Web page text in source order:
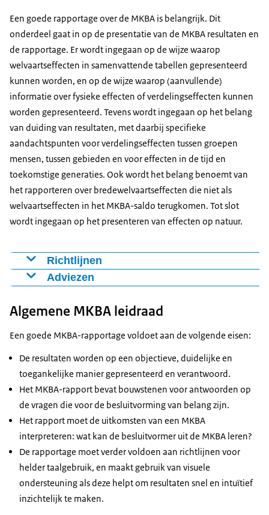
Een goede rapportage over de MKBA is belangrijk. Dit
onderdeel gaat in op de presentatie van de MKBA resultaten en
de rapportage. Er wordt ingegaan op de wijze waarop
welvaartseffecten in samenvattende tabellen gepresenteerd
kunnen worden, en op de wijze waarop (aanvullende)
informatie over fysieke effecten of verdelingseffecten kunnen
worden gepresenteerd. Tevens wordt ingegaan op het belang
van duiding van resultaten, met daarbij specifieke
aandachtspunten voor verdelingseffecten tussen groepen
mensen, tussen gebieden en voor effecten in de tijd en
toekomstige generaties. Ook wordt het belang benoemt van
het rapporteren over bredewelvaartseffecten die niet als
welvaartseffecten in het MKBA-saldo terugkomen. Tot slot
wordt ingegaan op het presenteren van effecten op natuur.
Richtlijnen
Presenteer en duid altijd de niet-gekwantificeerde of
PM-posten.
effecten in volumes of kwaliteitscriteria.
Geef in MKBA-rapportages altijd duidelijk de
spreiding in de tijd van effecten, kosten en baten
weer, in tekst, tabellen en figuren, met daaraan altijd
een duiding hiervan toegevoegd.
Presenteer en duid de verdeling van effecten en
daarmee de verdeling van de kosten en baten over
diverse groepen.
Presenteer en duid grensoverschrijdende effecten
indien deze relevant zijn voor de alternatieven
Geef in de rapportage een duidelijke beschrijving
Adviezen
weergaven, in aanvulling op tabellen en teksten,
baten in de tijd of de verdeling van kosten en baten
over verschillende partijen.
Benoem in de rapportage eventuele risico’s op de
langere termijn, zeker voor toekomstige generaties.
Presenteer expliciet de wettelijke kosten voor
natuurcompensatie en mitigatie in de MKBA-tabel.
Presenteer ontbrekende effecten op brede welvaart
naast een MKBA.
Algemene MKBA leidraad
Een goede MKBA-rapportage voldoet aan de volgende eisen:
De resultaten worden op een objectieve, duidelijke en
toegankelijke manier gepresenteerd en verantwoord.
Het MKBA-rapport bevat bouwstenen voor antwoorden op
de vragen die voor de besluitvorming van belang zijn.
Het rapport moet de uitkomsten van een MKBA
interpreteren: wat kan de besluitvormer uit de MKBA leren?
De rapportage moet verder voldoen aan richtlijnen voor
helder taalgebruik, en maakt gebruik van visuele
ondersteuning als deze helpt om resultaten snel en intuïtief
inzichtelijk te maken.